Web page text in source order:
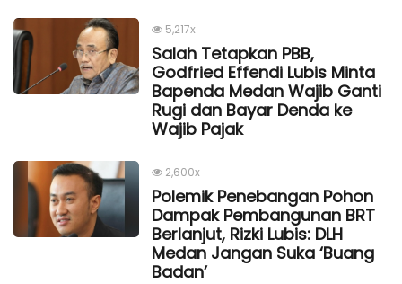
5,217x
Salah Tetapkan PBB,
Godfried Effendi Lubis Minta
Bapenda Medan Wajib Ganti
Rugi dan Bayar Denda ke
Wajib Pajak
2,600x
Polemik Penebangan Pohon
Dampak Pembangunan BRT
Berlanjut, Rizki Lubis: DLH
Medan Jangan Suka ‘Buang
Badan’